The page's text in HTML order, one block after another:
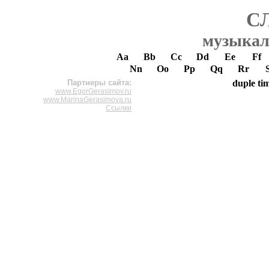
Aa Bb Cc Dd Ee
Ff
Nn
Oo Pp Qq Rr
Партнеры сайта:
www.EgorGerasimov.ru
www.MarinaGerasimova.ru
Ссылки
duple